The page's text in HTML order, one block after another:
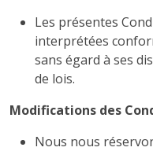
Les présentes
interprétées
sans égard à ses
de lois.
Modifications des
Nous nous